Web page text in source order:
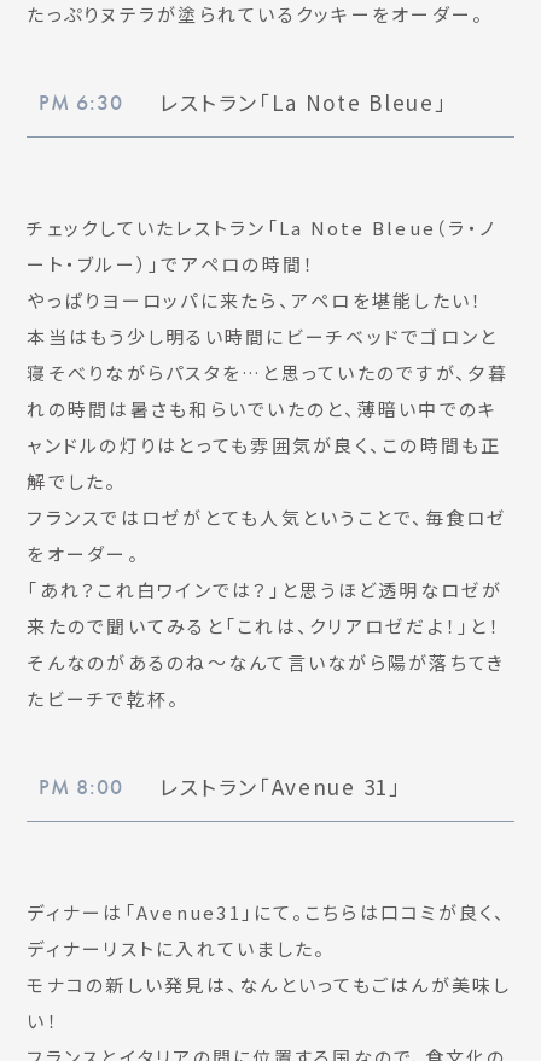
たっぷりヌテラが塗られているクッキーをオーダー。
PM 6:30 レストラン「La Note Bleue」
チェックしていたレストラン「La Note Bleue（ラ・ノ
ート・ブルー）」でアペロの時間！
やっぱりヨーロッパに来たら、アペロを堪能したい！
本当はもう少し明るい時間にビーチベッドでゴロンと
寝そべりながらパスタを…と思っていたのですが、夕暮
れの時間は暑さも和らいでいたのと、薄暗い中でのキ
ャンドルの灯りはとっても雰囲気が良く、この時間も正
解でした。
フランスではロゼがとても人気ということで、毎食ロゼ
をオーダー。
「あれ？これ白ワインでは？」と思うほど透明なロゼが
来たので聞いてみると「これは、クリアロゼだよ！」と！
そんなのがあるのね〜なんて言いながら陽が落ちてき
たビーチで乾杯。
PM 8:00 レストラン「Avenue 31」
ディナーは「Avenue31」にて。こちらは口コミが良く、
ディナーリストに入れていました。
モナコの新しい発見は、なんといってもごはんが美味し
い！